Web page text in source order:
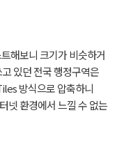
해보니 크기가 비슷하거
있던 전국 행정구역은
방식으로 압축하니
넷 환경에서 느낄 수 없는